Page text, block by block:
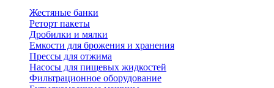
Жестяные банки
Реторт пакеты
Дробилки и мялки
Емкости для брожения и хранения
Прессы для отжима
Насосы для пищевых жидкостей
Фильтрационное оборудование